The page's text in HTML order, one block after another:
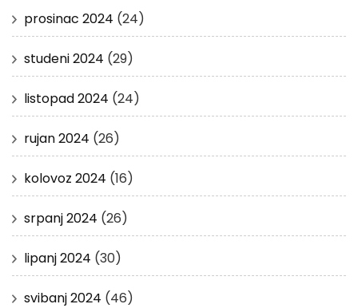
prosinac 2024 (24)
studeni 2024 (29)
listopad 2024 (24)
rujan 2024 (26)
kolovoz 2024 (16)
srpanj 2024 (26)
lipanj 2024 (30)
svibanj 2024 (46)